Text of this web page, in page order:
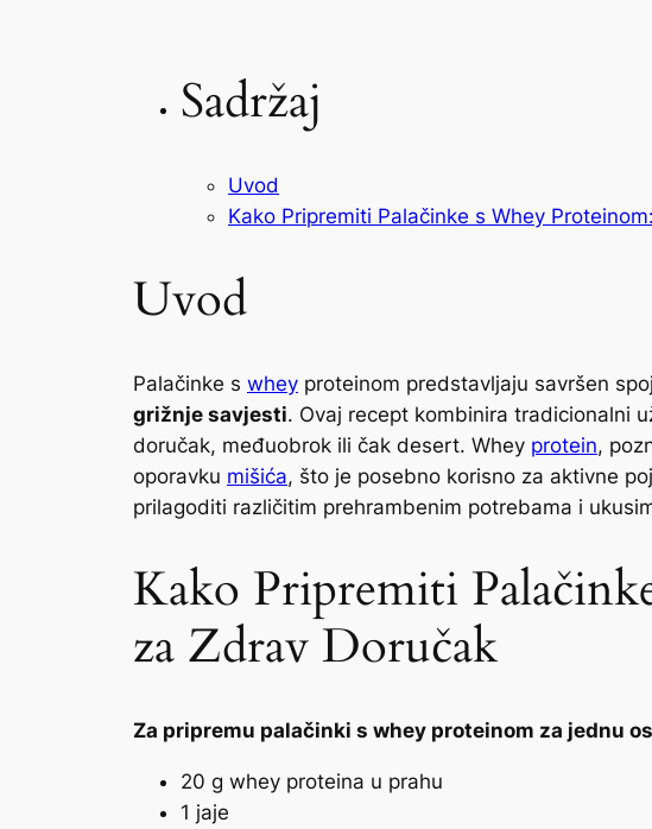
Sadržaj
Uvod
Kako Pripremiti Palačinke s Whey
Uvod
Palačinke s whey proteinom predstavljaju savršen
grižnje savjesti. Ovaj recept kombinira tradicionalni
doručak, međuobrok ili čak desert. Whey protein,
oporavku mišića, što je posebno korisno za aktivne
prilagoditi različitim prehrambenim potrebama i
Kako Pripremiti
za Zdrav Doručak
Za pripremu palačinki s whey proteinom za jednu
20 g whey proteina u prahu
1 jaje